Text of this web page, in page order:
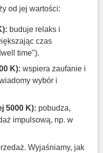
od jej wartości:
buduje relaks i
czas
time").
K): wspiera zaufanie i
wybór i
5000 K): pobudza,
impulsową, np. w
Wyjaśniamy, jak